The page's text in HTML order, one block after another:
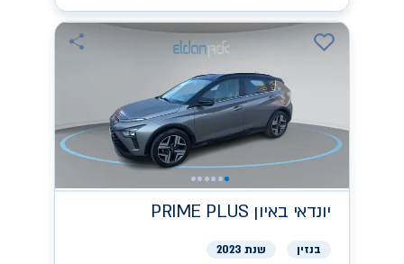
יונדאי PRIME PLUS באיון
בנזין שנת 2023